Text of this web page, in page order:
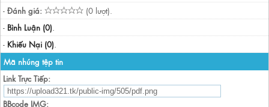
- Đánh giá:
(0 lượt).
- Bình Luận (0).
- Khiếu Nại (0).
Mã nhúng tệp tin
Link Trực Tiếp:
BBcode IMG: